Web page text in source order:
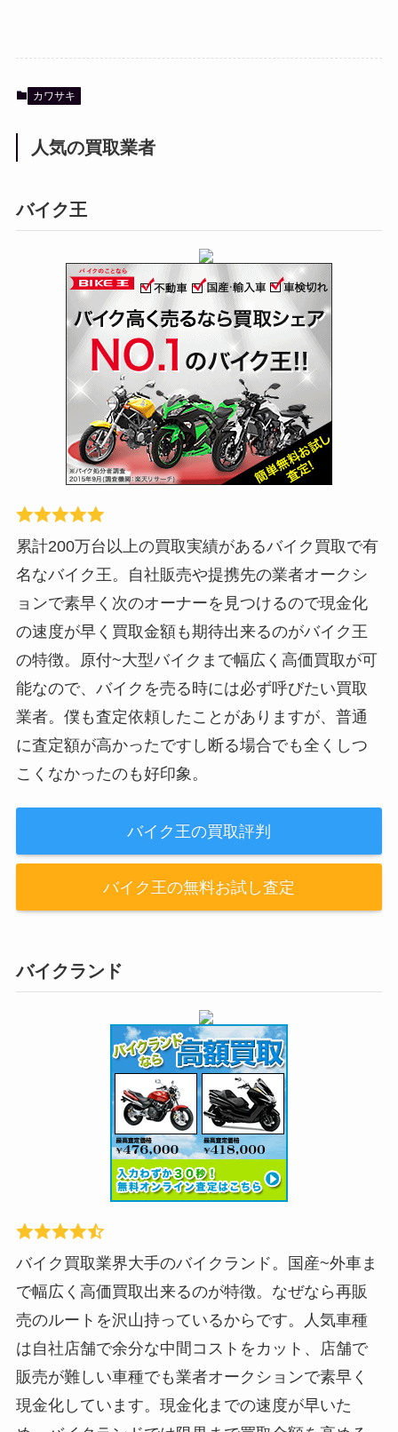
カワサキ
人気の買取業者
バイク王
累計200万台以上の買取実績があるバイク買取で有
名なバイク王。自社販売や提携先の業者オークシ
ョンで素早く次のオーナーを見つけるので現金化
の速度が早く買取金額も期待出来るのがバイク王
の特徴。原付~大型バイクまで幅広く高価買取が可
能なので、バイクを売る時には必ず呼びたい買取
業者。僕も査定依頼したことがありますが、普通
に査定額が高かったですし断る場合でも全くしつ
こくなかったのも好印象。
バイク王の買取評判
バイク王の無料お試し査定
バイクランド
バイク買取業界大手のバイクランド。国産~外車ま
で幅広く高価買取出来るのが特徴。なぜなら再販
売のルートを沢山持っているからです。人気車種
は自社店舗で余分な中間コストをカット、店舗で
販売が難しい車種でも業者オークションで素早く
現金化しています。現金化までの速度が早いた